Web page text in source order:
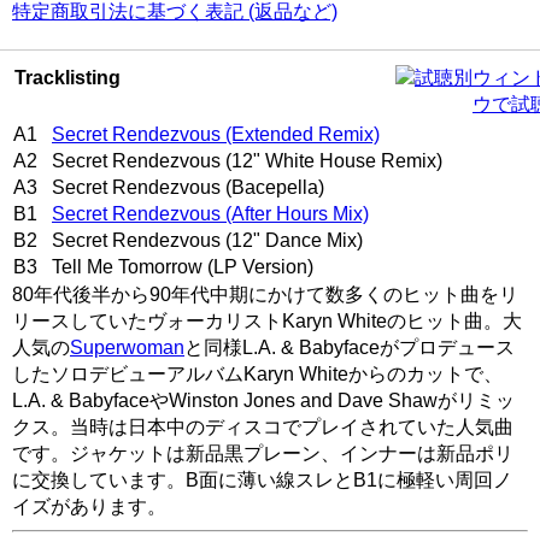
特定商取引法に基づく表記 (返品など)
Tracklisting
別ウィン
ウで試
A1 Secret Rendezvous (Extended Remix)
A2 Secret Rendezvous (12" White House Remix)
A3 Secret Rendezvous (Bacepella)
B1 Secret Rendezvous (After Hours Mix)
B2 Secret Rendezvous (12" Dance Mix)
B3 Tell Me Tomorrow (LP Version)
80年代後半から90年代中期にかけて数多くのヒット曲をリ
リースしていたヴォーカリストKaryn Whiteのヒット曲。大
人気のSuperwomanと同様L.A. & Babyfaceがプロデュース
したソロデビューアルバムKaryn Whiteからのカットで、
L.A. & BabyfaceやWinston Jones and Dave Shawがリミッ
クス。当時は日本中のディスコでプレイされていた人気曲
です。ジャケットは新品黒プレーン、インナーは新品ポリ
に交換しています。B面に薄い線スレとB1に極軽い周回ノ
イズがあります。